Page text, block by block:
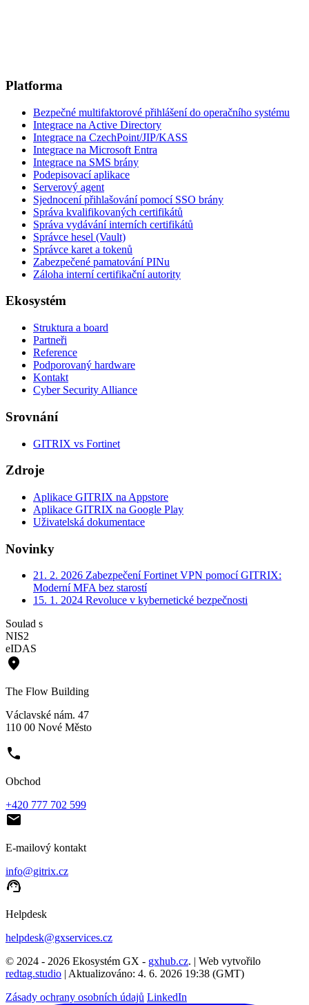
Platforma
Bezpečné multifaktorové přihlášení do operačního systému
Integrace na Active Directory
Integrace na CzechPoint/JIP/KASS
Integrace na Microsoft Entra
Integrace na SMS brány
Podepisovací aplikace
Serverový agent
Sjednocení přihlašování pomocí SSO brány
Správa kvalifikovaných certifikátů
Správa vydávání interních certifikátů
Správce hesel (Vault)
Správce karet a tokenů
Zabezpečené pamatování PINu
Záloha interní certifikační autority
Ekosystém
Struktura a board
Partneři
Reference
Podporovaný hardware
Kontakt
Cyber Security Alliance
Srovnání
GITRIX vs Fortinet
Zdroje
Aplikace GITRIX na Appstore
Aplikace GITRIX na Google Play
Uživatelská dokumentace
Novinky
21. 2. 2026 Zabezpečení Fortinet VPN pomocí GITRIX:
Moderní MFA bez starostí
15. 1. 2024 Revoluce v kybernetické bezpečnosti
Soulad s
NIS2
eIDAS
place
The Flow Building
Václavské nám. 47
110 00 Nové Město
phone
Obchod
+420 777 702 599
email
E-mailový kontakt
info@gitrix.cz
support_agent
Helpdesk
helpdesk@gxservices.cz
© 2024 - 2026 Ekosystém GX - gxhub.cz. | Web vytvořilo
redtag.studio | Aktualizováno: 4. 6. 2026 19:38 (GMT)
Zásady ochrany osobních údajů LinkedIn